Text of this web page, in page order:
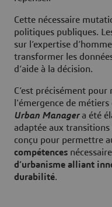
Cette nécessaire
politiques publiques.
sur l’expertise
transformer les
d’aide à la décision.
C’est précisément
l'émergence de
Urban Managera été
adaptée aux transitions
conçu pour permettre
compétences
d’urbanisme alliant
durabilité.